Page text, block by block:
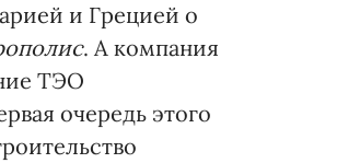
и Грецией о
. А компания
ТЭО
очередь этого